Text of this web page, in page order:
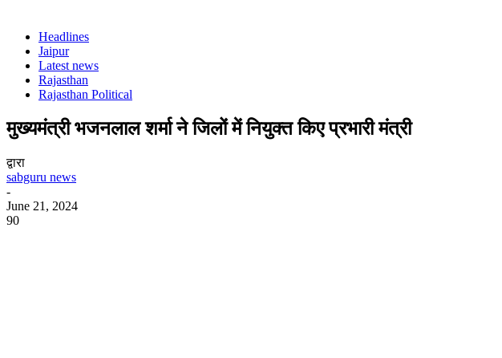
Headlines
Jaipur
Latest news
Rajasthan
Rajasthan Political
मुख्यमंत्री भजनलाल शर्मा ने जिलों में नियुक्त किए प्रभारी मंत्री
द्वारा
sabguru news
-
June 21, 2024
90